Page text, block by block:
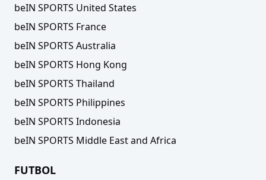
beIN SPORTS United States
beIN SPORTS France
beIN SPORTS Australia
beIN SPORTS Hong Kong
beIN SPORTS Thailand
beIN SPORTS Philippines
beIN SPORTS Indonesia
beIN SPORTS Middle East and Africa
FUTBOL